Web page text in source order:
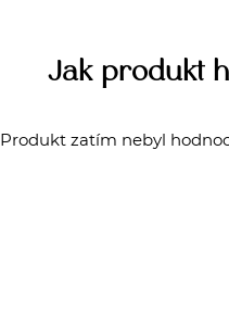
Jak produkt
Produkt zatím nebyl